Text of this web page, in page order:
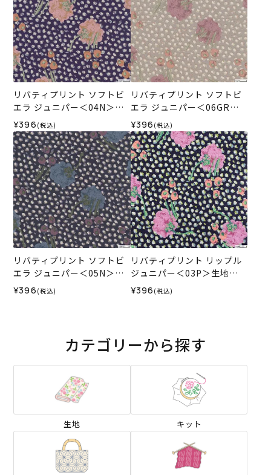
リバティプリント ソフトビ
エラ ジュニパー＜04N＞生
地 （ホビーラホビーレオリ
ジナル）2025AW
¥396 (税込)
リバティプリント ソフトビ
エラ ジュニパー＜06GR＞
生地 （ホビーラホビーレオ
リジナル）2025AW
¥396 (税込)
リバティプリント ソフトビ
エラ ジュニパー＜05N＞生
地 （ホビーラホビーレオリ
ジナル）2025AW
¥396 (税込)
リバティプリント リップル
ジュニパー＜03P＞生地
（ホビーラホビーレオリジ
ナル）2025SS
¥396 (税込)
カテゴリーから探す
生地 キット